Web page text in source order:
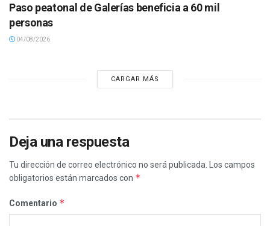
Paso peatonal de Galerías beneficia a 60 mil
personas
04/08/2026
CARGAR MÁS
Deja una respuesta
Tu dirección de correo electrónico no será publicada.
Los campos
obligatorios están marcados con *
Comentario *